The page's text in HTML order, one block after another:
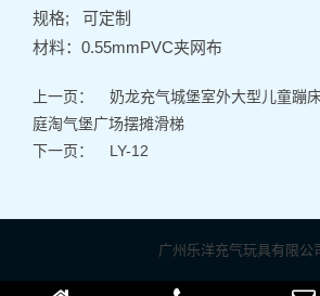
规格; 可定制
材料：0.55mmPVC夹网布
上一页：
奶龙充气城堡室外大型儿童蹦
庭淘气堡广场摆摊滑梯
下一页：
LY-12
广州乐洋充气玩具有限公